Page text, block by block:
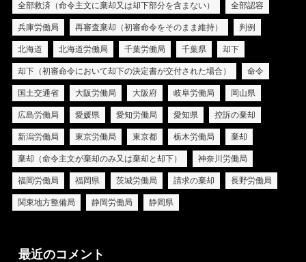
全部救済（命令主文に棄却又は却下部分を含まない） 全部認容
兵庫労働局 再審査棄却（初審命令をそのまま維持） 判例
北海道 北海道労働局 千葉労働局 千葉県 却下
却下（初審命令において却下の決定書が交付された場合） 命令
国土交通省 大阪労働局 大阪府 岐阜労働局 岡山県
広島労働局 愛媛県 愛知労働局 愛知県 控訴の棄却
新潟労働局 東京労働局 東京都 栃木労働局 棄却
棄却（命令主文が棄却のみ又は棄却と却下） 神奈川労働局
福岡労働局 福岡県 茨城労働局 請求の棄却 長野労働局
関東地方整備局 静岡労働局 静岡県
最近のコメント